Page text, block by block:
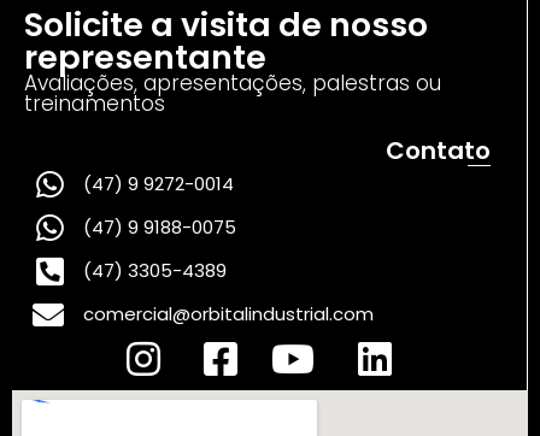
Solicite a visita de nosso
representante
Avaliações, apresentações, palestras ou
treinamentos
Contato
(47) 9 9272-0014
(47) 9 9188-0075
(47) 3305-4389
comercial@orbitalindustrial.com